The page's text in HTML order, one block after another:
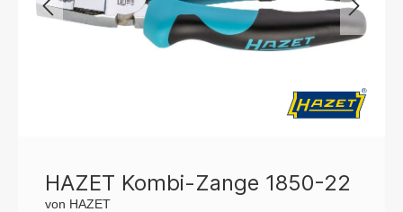
HAZET Kombi-Zange 1850-22
von HAZET